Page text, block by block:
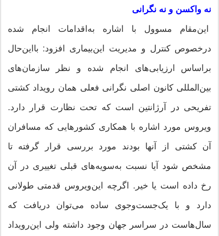
نه واکسن و نه نگرانی
این‌مقام مسوول با اشاره به‌اقدامات انجام شده
درخصوص کنترل و مدیریت این‌بیماری افزود: بااین‌حال
براساس ارزیابی‌های انجام شده و نظر سازمان‌های
بین‌المللی کانون اصلی نگرانی فعلی همان رویداد کشتی
تفریحی در آرژانتین است که تحت نظارت قرار دارد.
ویروس مورد اشاره با همکاری کشورهایی که مسافران
آن کشتی از آنها بودند مورد بررسی قرار گرفته تا
مشخص شود آیا نسبت به‌سویه‌های قبلی تغییری در آن
رخ داده است یا خیر. اگرچه این‌ویروس قدمتی طولانی
دارد و با یک‌جست‌وجوی ساده می‌توان دریافت که
سال‌هاست در سراسر جهان وجود داشته ولی این‌رویداد